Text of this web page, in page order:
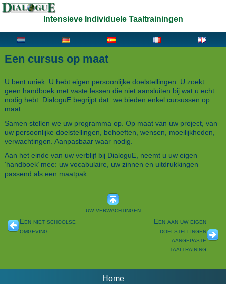
Intensieve Individuele Taaltrainingen
Een cursus op maat
U bent uniek. U hebt eigen persoonlijke doelstellingen. U zoekt
geen handboek met vaste lessen die niet aansluiten bij wat u echt
nodig hebt. DialoguE begrijpt dat: we bieden enkel cursussen op
maat.
Samen stellen we uw programma op. Op maat van uw project, van
uw persoonlijke doelstellingen, behoeften, wensen, moeilijkheden,
verwachtingen. Aanpasbaar waar nodig.
Aan het einde van uw verblijf bij DialoguE, neemt u uw eigen
‘handboek’ mee: uw vocabulaire, uw zinnen en uitdrukkingen
passend als een maatpak.
uw verwachtingen
Een niet schoolse
omgeving
Een aan uw eigen
doelstellingen
aangepaste
taaltraining
Home